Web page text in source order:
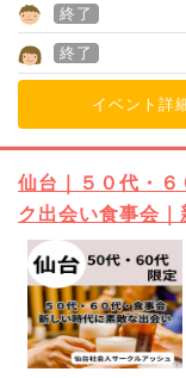
終了
終了
イベント詳
仙台｜５０代・
ク出会い食事会